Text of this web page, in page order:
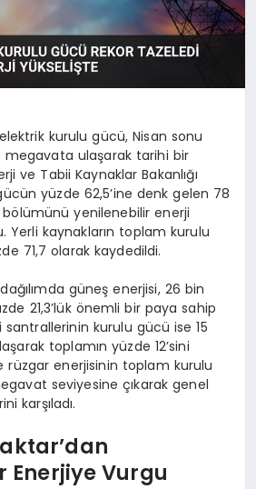
kurulu gücü, Nisan sonu
megavata ulaşarak tarihi bir
ve Tabii Kaynaklar Bakanlığı
yüzde 62,5’ine denk gelen 78
yenilenebilir enerji
Yerli kaynakların toplam kurulu
71,7 olarak kaydedildi.
güneş enerjisi, 26 bin
21,3’lük önemli bir paya sahip
santrallerinin kurulu gücü ise 15
toplamın yüzde 12’sini
rüzgar enerjisinin toplam kurulu
seviyesine çıkarak genel
karşıladı.
Enerjiye Vurgu